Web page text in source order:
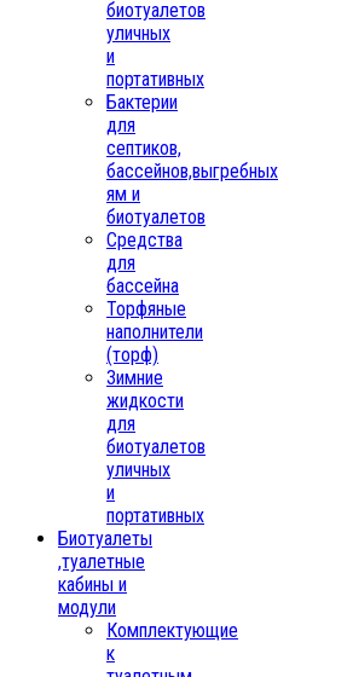
биотуалетов
уличных
и
портативных
Бактерии
для
септиков,
бассейнов,выгребных
ям и
биотуалетов
Средства
для
бассейна
Торфяные
наполнители
(торф)
Зимние
жидкости
для
биотуалетов
уличных
и
портативных
Биотуалеты
,туалетные
кабины и
модули
Комплектующие
к